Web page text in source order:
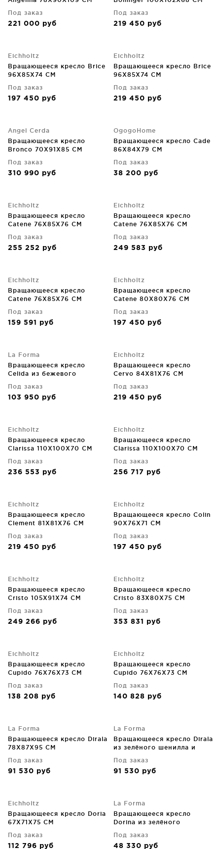
Под заказ
221 000 руб
Под заказ
219 450 руб
Eichholtz
Вращающееся кресло Brice
96X85X74 CM
Под заказ
197 450 руб
Eichholtz
Вращающееся кресло Brice
96X85X74 CM
Под заказ
219 450 руб
Angel Cerda
Вращающееся кресло
Bronco 70X91X85 CM
Под заказ
310 990 руб
OgogoHome
Вращающееся кресло Cade
86X84X79 CM
Под заказ
38 200 руб
Eichholtz
Вращающееся кресло
Catene 76X85X76 CM
Под заказ
255 252 руб
Eichholtz
Вращающееся кресло
Catene 76X85X76 CM
Под заказ
249 583 руб
Eichholtz
Вращающееся кресло
Catene 76X85X76 CM
Под заказ
159 591 руб
Eichholtz
Вращающееся кресло
Catene 80X80X76 CM
Под заказ
197 450 руб
La Forma
Вращающееся кресло
Celida из бежевого
покрытием FSC 100%
76X91.5X103 CM
Под заказ
103 950 руб
Eichholtz
Вращающееся кресло
Cervo 84X81X76 CM
Под заказ
219 450 руб
Eichholtz
Вращающееся кресло
Clarissa 110X100X70 CM
Под заказ
236 553 руб
Eichholtz
Вращающееся кресло
Clarissa 110X100X70 CM
Под заказ
256 717 руб
Eichholtz
Вращающееся кресло
Clement 81X81X76 CM
Под заказ
219 450 руб
Eichholtz
Вращающееся кресло Colin
90X76X71 CM
Под заказ
197 450 руб
Eichholtz
Вращающееся кресло
Cristo 105X91X74 CM
Под заказ
249 266 руб
Eichholtz
Вращающееся кресло
Cristo 83X80X75 CM
Под заказ
353 831 руб
Eichholtz
Вращающееся кресло
Cupido 76X76X73 CM
Под заказ
138 208 руб
Eichholtz
Вращающееся кресло
Cupido 76X76X73 CM
Под заказ
140 828 руб
La Forma
Вращающееся кресло Dirala
78X87X95 CM
Под заказ
91 530 руб
La Forma
Вращающееся кресло Dirala
из зелёного шенилла и
78X87X95 CM
Под заказ
91 530 руб
Eichholtz
Вращающееся кресло Doria
67X71X75 CM
Под заказ
112 796 руб
La Forma
Вращающееся кресло
Dorina из зелёного
ножках 61.5X60X80 CM
Под заказ
48 330 руб